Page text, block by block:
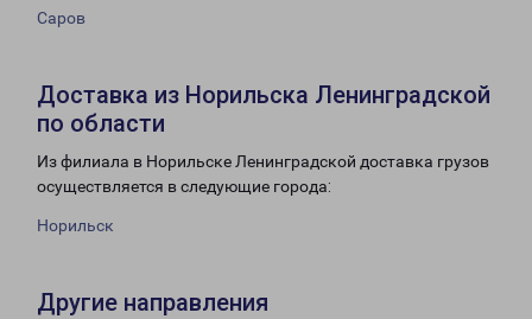
Саров
Доставка из Норильска Ленинградской
по области
Из филиала в Норильске Ленинградской доставка грузов
осуществляется в следующие города:
Норильск
Другие направления